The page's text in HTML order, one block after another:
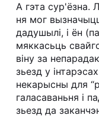
А гэта сур'ёзна.
ня мог
дадушылі, і ён
мяккасьць
віну за
зьезд у
некарысны для
галасаваньня і
зьезд да